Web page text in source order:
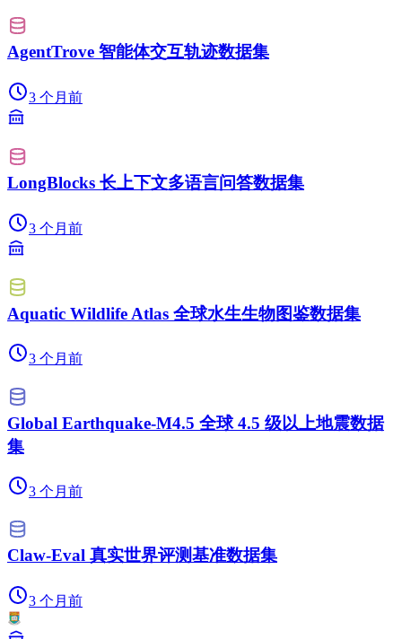
AgentTrove 智能体交互轨迹数据集
3 个月前
LongBlocks 长上下文多语言问答数据集
3 个月前
Aquatic Wildlife Atlas 全球水生生物图鉴数据集
3 个月前
Global Earthquake-M4.5 全球 4.5 级以上地震数据
集
3 个月前
Claw-Eval 真实世界评测基准数据集
3 个月前